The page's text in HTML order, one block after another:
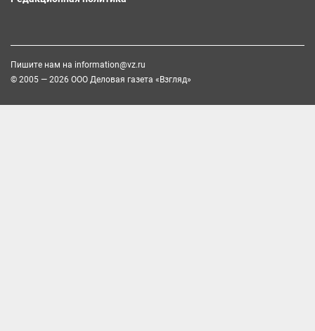
Пишите нам на information@vz.ru
© 2005 — 2026 ООО Деловая газета «Взгляд»